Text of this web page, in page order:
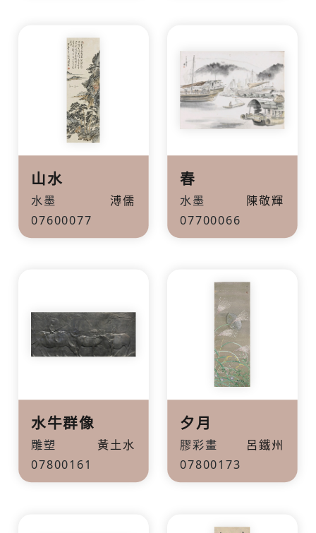
山水
水墨
溥儒
07600077
春
水墨
陳敬輝
07700066
水牛群像
雕塑
黃土水
07800161
夕月
膠彩畫
呂鐵州
07800173